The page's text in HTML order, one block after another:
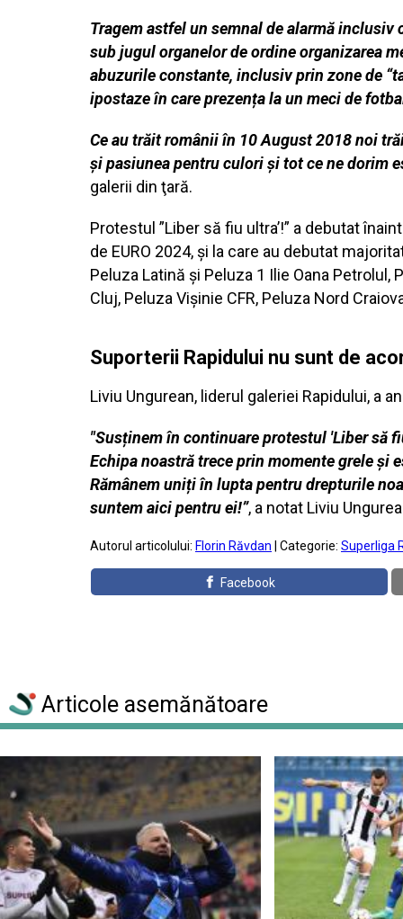
Tragem astfel un semnal de alarmă
sub jugul organelor de ordine organizarea
abuzurile constante, inclusiv prin zone de
ipostaze în care prezența la un meci de
Ce au trăit românii în 10 August 2018 noi
și pasiunea pentru culori și tot ce ne dorim
galerii din ţară.
Protestul ”Liber să fiu ultra’!” a debutat
de EURO 2024, și la care au debutat
Peluza Latină şi Peluza 1 Ilie Oana Petrolul,
Cluj, Peluza Vişinie CFR, Peluza Nord
Suporterii Rapidului nu sunt de
Liviu Ungurean, liderul galeriei Rapidului,
"Susținem în continuare protestul 'Liber să
Echipa noastră trece prin momente grele și
Rămânem uniți în lupta pentru drepturile
suntem aici pentru ei!”, a notat Liviu
Autorul articolului: Florin Răvdan | Categorie: Superliga
Facebook
Articole asemănătoare